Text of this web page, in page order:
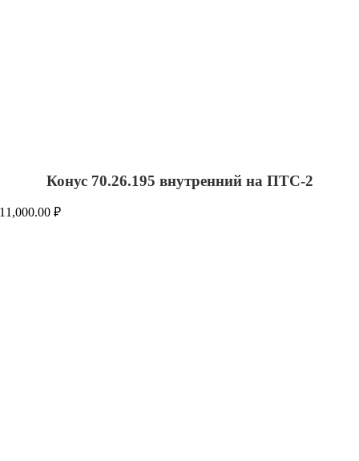
Конус 70.26.195 внутренний на ПТС-2
11,000.00₽